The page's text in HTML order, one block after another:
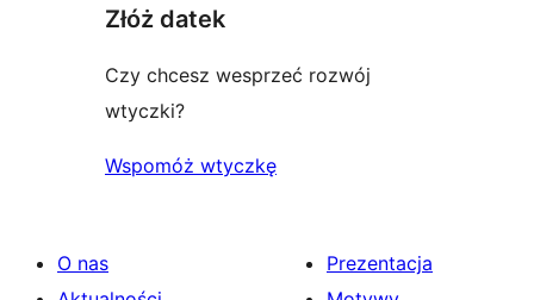
Złóż datek
Czy chcesz wesprzeć rozwój
wtyczki?
Wspomóż wtyczkę
O nas
Prezentacja